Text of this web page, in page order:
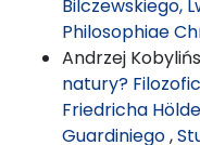
Bilczewskiego,
Philosophiae
Andrzej
natury?
Friedricha
Guardiniego,